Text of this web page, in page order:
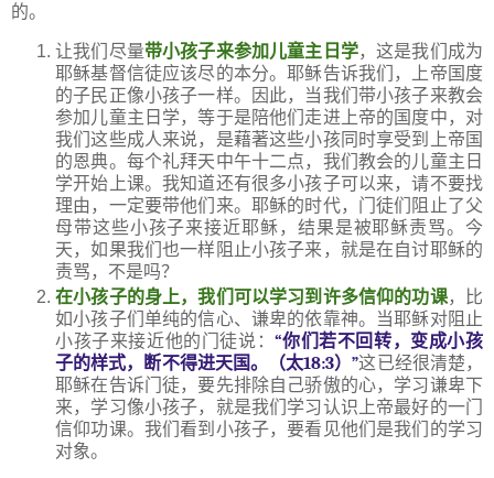
的。
让我们尽量带小孩子来参加儿童主日学，这是我们成为
耶稣基督信徒应该尽的本分。耶稣告诉我们，上帝国度
的子民正像小孩子一样。因此，当我们带小孩子来教会
参加儿童主日学，等于是陪他们走进上帝的国度中，对
我们这些成人来说，是藉著这些小孩同时享受到上帝国
的恩典。 每个礼拜天中午十二点，我们教会的儿童主日
学开始上课。我知道还有很多小孩子可以来，请不要找
理由，一定要带他们来。耶稣的时代，门徒们阻止了父
母带这些小孩子来接近耶稣，结果是被耶稣责骂。今
天，如果我们也一样阻止小孩子来，就是在自讨耶稣的
责骂，不是吗？
在小孩子的身上，我们可以学习到许多信仰的功课，比
如小孩子们单纯的信心、谦卑的依靠神。当耶稣对阻止
小孩子来接近他的门徒说：“你们若不回转，变成小孩
子的样式，断不得进天国。（太18:3）”这已经很清楚，
耶稣在告诉门徒，要先排除自己骄傲的心，学习谦卑下
来，学习像小孩子，就是我们学习认识上帝最好的一门
信仰功课。我们看到小孩子，要看见他们是我们的学习
对象。